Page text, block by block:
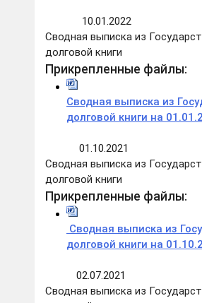
10.01.2022
Сводная выписка из
долговой книги
Прикрепленные файлы:
Сводная выписка из
долговой книги на
01.10.2021
Сводная выписка из
долговой книги
Прикрепленные файлы:
Сводная выписка из
долговой книги на
02.07.2021
Сводная выписка из